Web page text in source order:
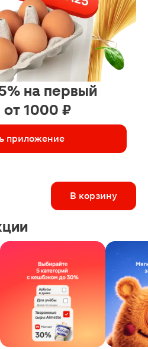
на первый
от 1000 ₽
приложение
В корзину